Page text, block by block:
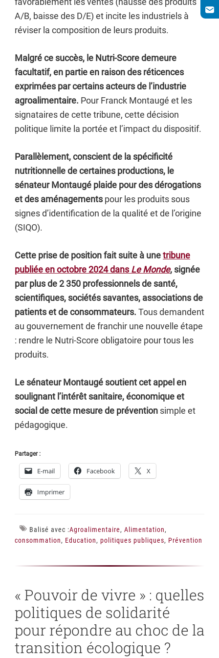
A/B, baisse des D/E) et incite les industriels à
réviser la composition de leurs produits.
Malgré ce succès, le Nutri-Score demeure
facultatif, en partie en raison des réticences
exprimées par certains acteurs de l’industrie
agroalimentaire. Pour Franck Montaugé et les
signataires de cette tribune, cette décision
politique limite la portée et l’impact du dispositif.
Parallèlement, conscient de la spécificité
nutritionnelle de certaines productions, le
sénateur Montaugé plaide pour des dérogations
et des aménagements pour les produits sous
signes d’identification de la qualité et de l’origine
(SIQO).
Cette prise de position fait suite à unetribune
publiée en octobre 2024 dansLe Monde, signée
par plus de 2 350 professionnels de santé,
scientifiques, sociétés savantes, associations de
patients et de consommateurs. Tous demandent
au gouvernement de franchir une nouvelle étape
: rendre le Nutri-Score obligatoire pour tous les
produits.
Le sénateur Montaugé soutient cet appel en
soulignant l’intérêt sanitaire, économique et
social de cette mesure de prévention simple et
pédagogique.
Partager :
E-mail Facebook X
Imprimer
Balisé avec :Agroalimentaire, Alimentation,
consommation, Education, politiques publiques, Prévention
« Pouvoir de vivre » : quelles
politiques de solidarité
pour répondre au choc de la
transition écologique ?